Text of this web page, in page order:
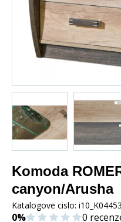
Komoda
canyon/Arusha
Katalogove cislo: i10_K04453
0% 0